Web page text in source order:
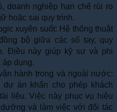
doanh nghiệp hạn chế rủi ro
hoặc sai quy trình.
xuyên suốt: Hệ thống thuật
bộ giữa các sổ tay, quy
Điều này giúp kỹ sư và phi
áp dụng.
hành trong và ngoài nước:
án khẩn cho phép khách
liệu. Việc này phục vụ hiệu
và làm việc với đối tác